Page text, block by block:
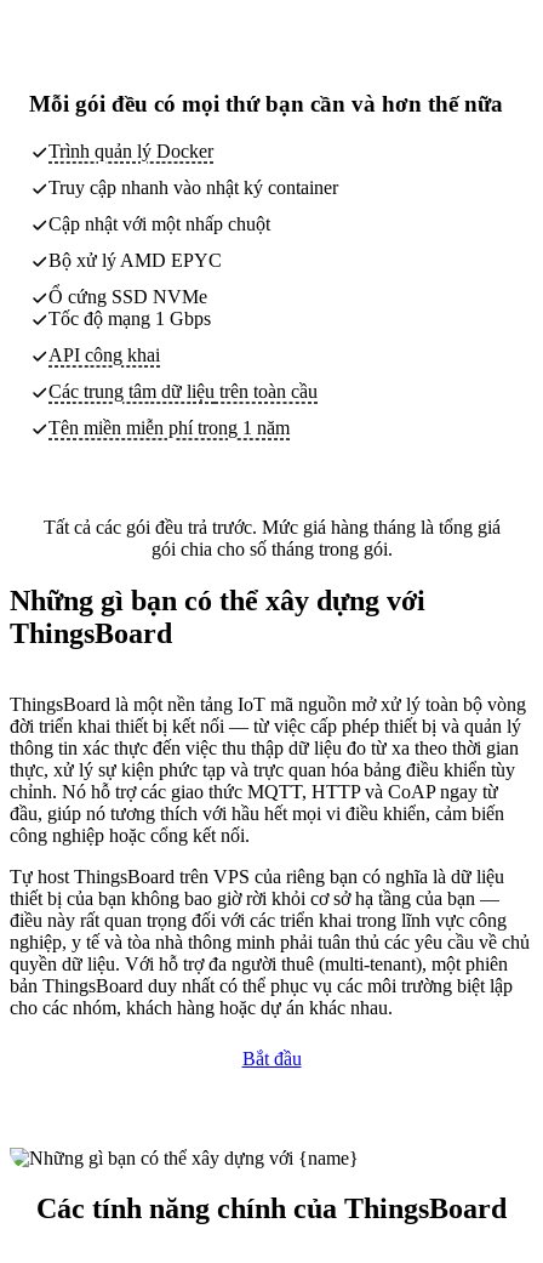
Mỗi gói đều có mọi thứ bạn cần và hơn thế nữa
Trình quản lý Docker
Truy cập nhanh vào nhật ký container
Cập nhật với một nhấp chuột
Bộ xử lý AMD EPYC
Ổ cứng SSD NVMe
Tốc độ mạng 1 Gbps
API công khai
Các trung tâm dữ liệu trên toàn cầu
Tên miền miễn phí trong 1 năm
Tất cả các gói đều trả trước. Mức giá hàng tháng là tổng giá
gói chia cho số tháng trong gói.
Những gì bạn có thể xây dựng với
ThingsBoard
ThingsBoard là một nền tảng IoT mã nguồn mở xử lý toàn bộ vòng
đời triển khai thiết bị kết nối — từ việc cấp phép thiết bị và quản lý
thông tin xác thực đến việc thu thập dữ liệu đo từ xa theo thời gian
thực, xử lý sự kiện phức tạp và trực quan hóa bảng điều khiển tùy
chỉnh. Nó hỗ trợ các giao thức MQTT, HTTP và CoAP ngay từ
đầu, giúp nó tương thích với hầu hết mọi vi điều khiển, cảm biến
công nghiệp hoặc cổng kết nối.
Tự host ThingsBoard trên VPS của riêng bạn có nghĩa là dữ liệu
thiết bị của bạn không bao giờ rời khỏi cơ sở hạ tầng của bạn —
điều này rất quan trọng đối với các triển khai trong lĩnh vực công
nghiệp, y tế và tòa nhà thông minh phải tuân thủ các yêu cầu về chủ
quyền dữ liệu. Với hỗ trợ đa người thuê (multi-tenant), một phiên
bản ThingsBoard duy nhất có thể phục vụ các môi trường biệt lập
cho các nhóm, khách hàng hoặc dự án khác nhau.
Bắt đầu
Các tính năng chính của ThingsBoard